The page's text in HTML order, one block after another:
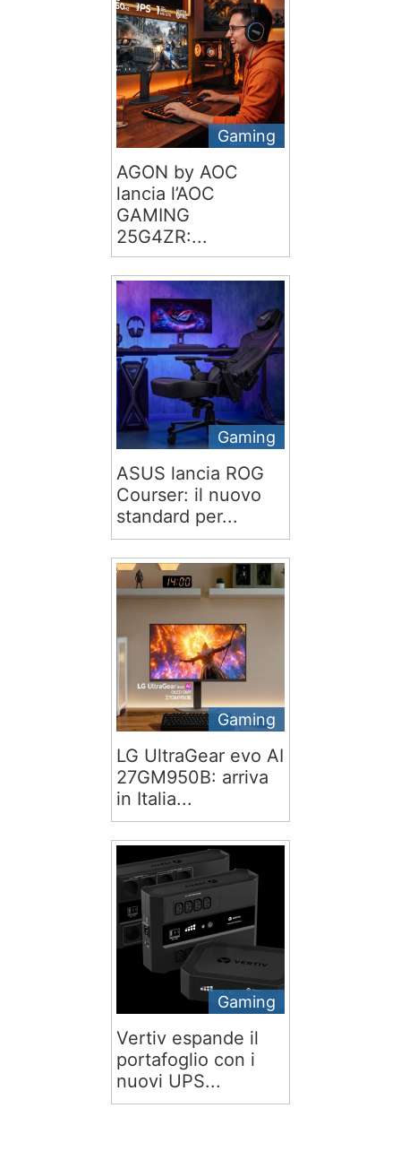
Gaming
AGON by AOC
lancia l’AOC
GAMING
25G4ZR:...
Gaming
ASUS lancia ROG
Courser: il nuovo
standard per...
Gaming
LG UltraGear evo AI
27GM950B: arriva
in Italia...
Gaming
Vertiv espande il
portafoglio con i
nuovi UPS...